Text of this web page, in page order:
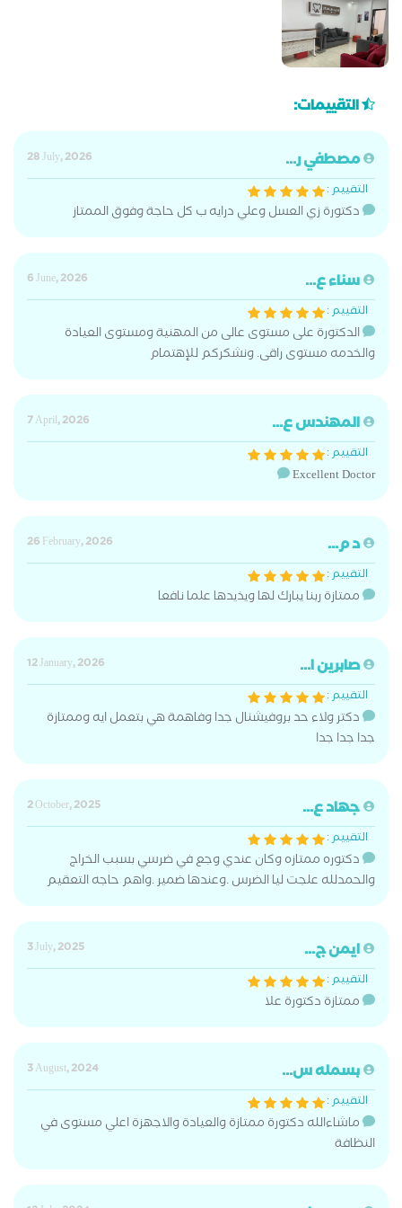
التقييمات:
مصطفي ر...
28 July, 2026
التقييم :
دكتورة زي العسل وعلي درايه ب كل حاجة وفوق الممتاز
سناء ع...
6 June, 2026
التقييم :
الدكتورة على مستوى عالى من المهنية ومستوى العيادة
والخدمه مستوى راقى. ونشكركم للإهتمام
المهندس ع...
7 April, 2026
التقييم :
Excellent Doctor
د م...
26 February, 2026
التقييم :
ممتازة ربنا يبارك لها ويذيدها علما نافعا
صابرين ا...
12 January, 2026
التقييم :
دكتر ولاء حد بروفيشنال جدا وفاهمة هي بتعمل ايه وممتازة
جدا جدا جدا
جهاد ع...
2 October, 2025
التقييم :
دكتوره ممتازه وكان عندي وجع في ضرسي بسبب الخراج
والحمدلله علجت ليا الضرس .وعندها ضمير .واهم حاجه التعقيم
ايمن ج...
3 July, 2025
التقييم :
ممتازة دكتورة علا
بسمله س...
3 August, 2024
التقييم :
ماشاءالله دكتورة ممتازة والعيادة والاجهزة اعلي مستوى في
النظافة